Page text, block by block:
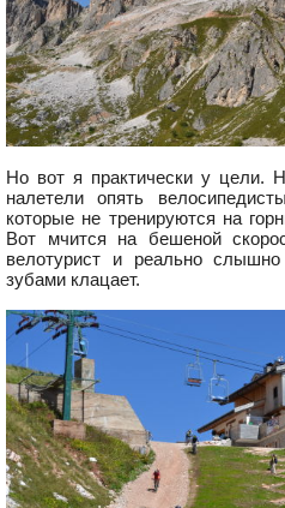
Но вот я практически у цели.
налетели опять
которые не тренируются на
Вот мчится на бешеной
велотурист и реально
зубами клацает.